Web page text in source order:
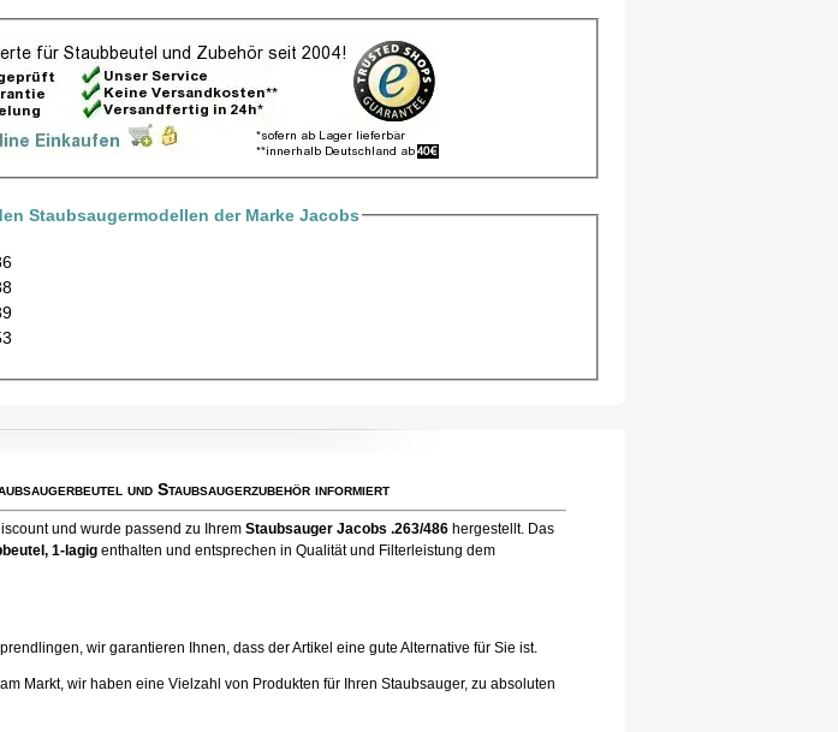
Staubsaugermodellen der Marke Jacobs
und Staubsaugerzubehör informiert
und wurde passend zu Ihrem Staubsauger Jacobs .263/486 hergestellt. Das
, 1-lagig enthalten und entsprechen in Qualität und Filterleistung dem
wir garantieren Ihnen, dass der Artikel eine gute Alternative für Sie ist.
Markt, wir haben eine Vielzahl von Produkten für Ihren Staubsauger, zu absoluten